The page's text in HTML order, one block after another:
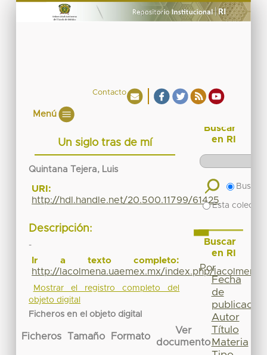
Contacto
Menú
Un siglo tras de mí
Quintana Tejera, Luis
URI:
http://hdl.handle.net/20.500.11799/61425
Descripción:
-
Ir a texto completo:
http://lacolmena.uaemex.mx/index.php/
Mostrar el registro completo del
objeto digital
Ficheros en el objeto digital
Ficheros Tamaño Formato
Ver
documento
Buscar
en RI
Buscar
Esta
Buscar
en RI
Por
Fecha
de
publicación
Autor
Título
Materia